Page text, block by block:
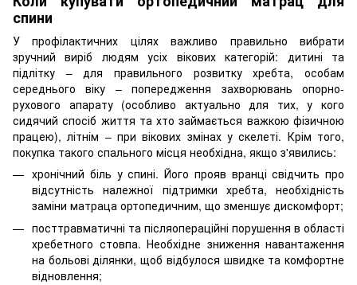
спини
У профілактичних цілях важливо правильно вибрати
зручний виріб людям усіх вікових категорій: дитині та
підлітку – для правильного розвитку хребта, особам
середнього віку – попередження захворювань опорно-
рухового апарату (особливо актуально для тих, у кого
сидячий спосіб життя та хто займається важкою фізичною
працею), літнім – при вікових змінах у скелеті. Крім того,
покупка такого спального місця необхідна, якщо з'явились:
хронічний біль у спині. Його прояв вранці свідчить про
відсутність належної підтримки хребта, необхідність
заміни матраца ортопедичним, що зменшує дискомфорт;
посттравматичні та післяопераційні порушення в області
хребетного стовпа. Необхідне зниження навантаження
на больові ділянки, щоб відбулося швидке та комфортне
відновлення;